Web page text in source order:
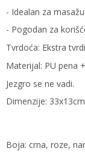
- Idealan za
- Pogodan za
Tvrdoća: Ekstra
Materijal: PU pena
Jezgro se ne vadi.
Dimenzije: 33x13cm
Boja: crna, roze,